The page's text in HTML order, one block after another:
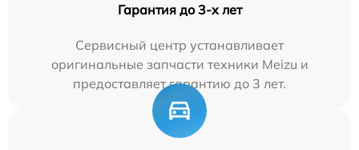
Гарантия до 3-х лет
Сервисный центр устанавливает
оригинальные запчасти техники Meizu и
предоставляет гарантию до 3 лет.